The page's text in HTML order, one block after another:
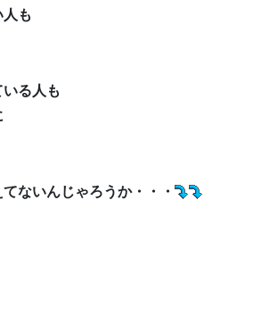
も
る人も
ないんじゃろうか・・・